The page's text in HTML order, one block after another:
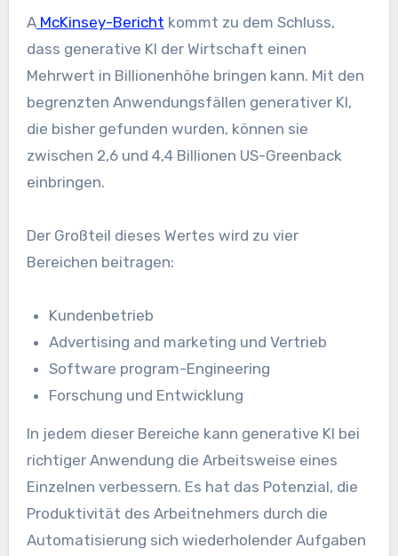
AMcKinsey-Bericht kommt zu dem Schluss,
dass generative KI der Wirtschaft einen
Mehrwert in Billionenhöhe bringen kann. Mit den
begrenzten Anwendungsfällen generativer KI,
die bisher gefunden wurden, können sie
zwischen 2,6 und 4,4 Billionen US-Greenback
einbringen.
Der Großteil dieses Wertes wird zu vier
Bereichen beitragen:
Kundenbetrieb
Advertising and marketing und Vertrieb
Software program-Engineering
Forschung und Entwicklung
In jedem dieser Bereiche kann generative KI bei
richtiger Anwendung die Arbeitsweise eines
Einzelnen verbessern. Es hat das Potenzial, die
Produktivität des Arbeitnehmers durch die
Automatisierung sich wiederholender Aufgaben